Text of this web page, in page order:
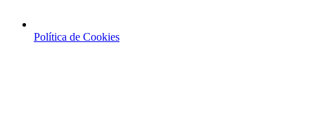
Política de Cookies